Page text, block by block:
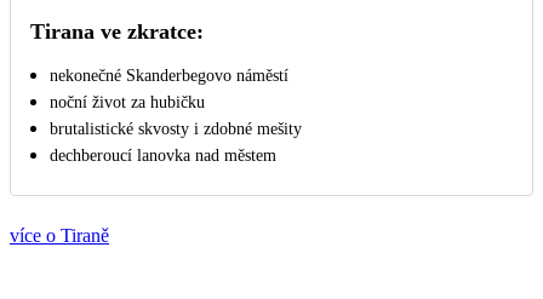
Tirana ve zkratce:
nekonečné Skanderbegovo náměstí
noční život za hubičku
brutalistické skvosty i zdobné mešity
dechberoucí lanovka nad městem
více o Tiraně